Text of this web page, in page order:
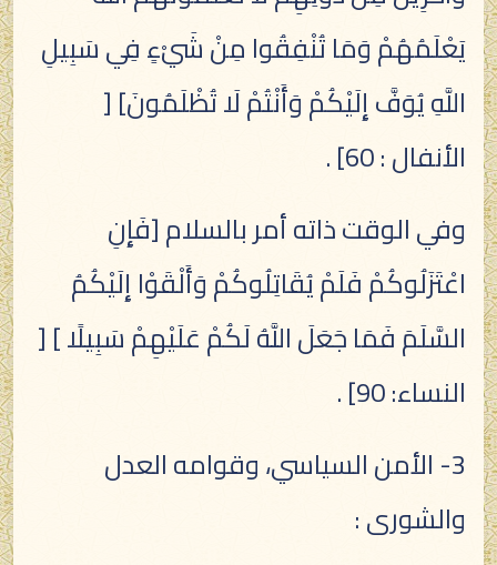
يَعْلَمُهُمْ وَمَا تُنْفِقُوا مِنْ شَيْءٍ فِي سَبِيلِ
اللَّهِ يُوَفَّ إِلَيْكُمْ وَأَنْتُمْ لَا تُظْلَمُونَ] [
الأنفال : 60] .
وفي الوقت ذاته أمر بالسلام [فَإِنِ
اعْتَزَلُوكُمْ فَلَمْ يُقَاتِلُوكُمْ وَأَلْقَوْا إِلَيْكُمُ
السَّلَمَ فَمَا جَعَلَ اللَّهُ لَكُمْ عَلَيْهِمْ سَبِيلًا ] [
النساء: 90] .
3- الأمن السياسي، وقوامه العدل
والشورى :